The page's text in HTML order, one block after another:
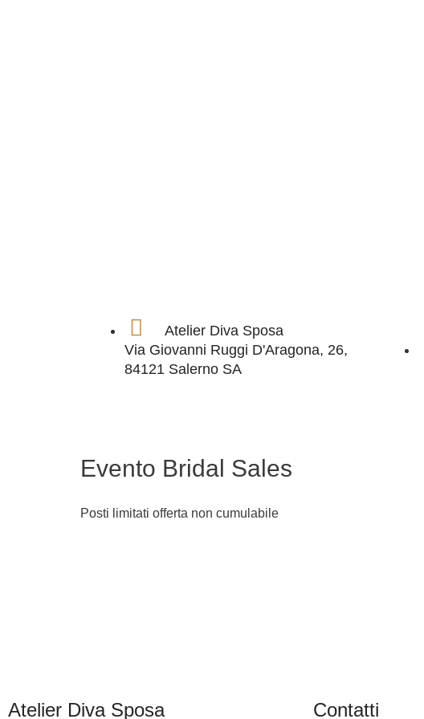
Atelier Diva Sposa
Via Giovanni Ruggi D'Aragona, 26,
84121 Salerno SA
Evento Bridal Sales
Posti limitati offerta non cumulabile
Atelier Diva Sposa Contatti